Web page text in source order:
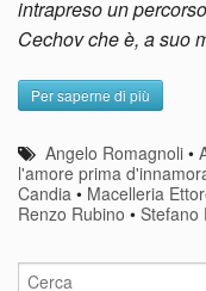
intrapreso un
Cechov che è, a suo
Per saperne di più
Angelo Romagnoli •
l'amore prima
Candia • Macelleria
Renzo Rubino • Stefano